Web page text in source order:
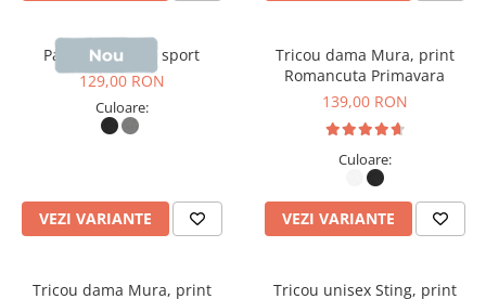
Pantaloni scurti sport
129,00 RON
Culoare:
VEZI VARIANTE
Tricou dama Mura, print
Romancuta Primavara
139,00 RON
Culoare:
VEZI VARIANTE
Tricou dama Mura, print
Tricou unisex Sting, print